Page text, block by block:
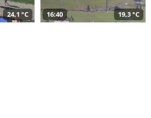
24,1 °C 16:40 19,3 °C